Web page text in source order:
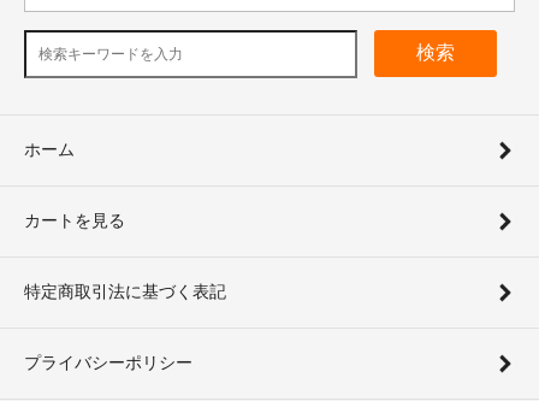
検索
ホーム
カートを見る
特定商取引法に基づく表記
プライバシーポリシー